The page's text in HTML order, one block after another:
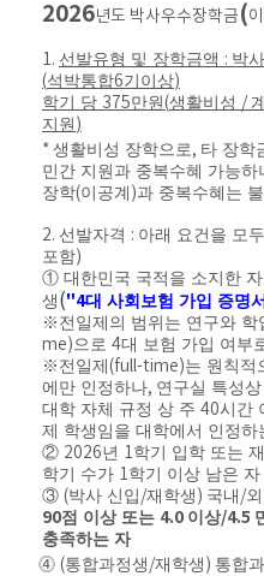
2026년도 박사우수장학금(
1. 선발유형 및 장학금액 : 박
(석박통합6기이상)
학기 당 375만원(생활비성 /
지원 )
* 생활비성 장학으로, 타 장학
민간 지원과 중복수혜 가능하
장학(이공계 )과 중복수혜는
2. 선발자격 : 아래 요건을 모
포함)
① 대한민국 국적을 소지한
생 ("4대 사회보험 가입 증명서
※ 전일제의 범위는 연구와
me)으로 4대 보험 가입 여부
※ 전일제 (full-time)는 원칙적
에만 인정하나, 연구실 특성상
대학 자체 규정 상 주 40시간
제 학생임을 대학에서 인정하
② 2026년 1학기 입학 또는
학기 수가 1학기 이상 남은 자
③ (박사 신입 /재학생 ) 국내 /외
90점 이상 또는 4.0 이상/4.5
충족하는 자
⓸(통합과정생 /재학생 ) 통합